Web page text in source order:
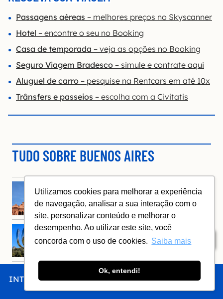
Utilizamos cookies para melhorar a experiência
de navegação, analisar a sua interação com o
site, personalizar conteúdo e melhorar o
desempenho. Ao utilizar este site, você
concorda com o uso de cookies. Saiba mais
Ok, entendi!
INTRO CHEGAR FICAR COMER FAZER
Índice
Passagens aéreas – melhores preços no Skyscanner
Hotel – encontre o seu no Booking
Casa de temporada – veja as opções no Booking
Seguro Viagem Bradesco – simule e contrate aqui
Aluguel de carro – pesquise na Rentcars em até 10x
Trânsfers e passeios – escolha com a Civitatis
TUDO SOBRE BUENOS AIRES
INTRODUÇÃO
QUANDO IR
COMO CHEGAR